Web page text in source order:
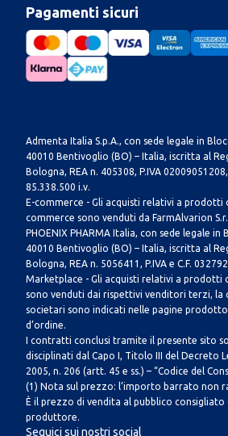
Pagamenti sicuri
Admenta Italia S.p.A., con sede legale in
40010 Bentivoglio (BO) – Italia, iscritta al
Bologna, REA n. 405308, P.IVA
85.338.500 i.v.
E-commerce - Gli acquisti relativi a
commerce sono venduti da FarmAlvarion
PHOENIX PHARMA Italia, con sede legale
40010 Bentivoglio (BO) – Italia, iscritta al
Bologna, REA n. 5056411, P.IVA e C.F.
Marketplace - Gli acquisti relativi a prodotti
sono venduti dai rispettivi venditori terzi, la
societari sono indicati nelle pagine
d’ordine.
I contratti conclusi tramite il presente sito
disciplinati dal Capo I, Titolo III del Decreto
2005, n. 206 (artt. 45 e ss.) – “Codice del
(1) Nota sul prezzo: l’importo barrato non
È il prezzo di vendita al pubblico
produttore.
Seguici sui nostri social